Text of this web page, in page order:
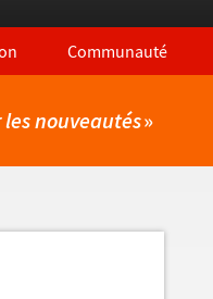
Communauté
les nouveautés»